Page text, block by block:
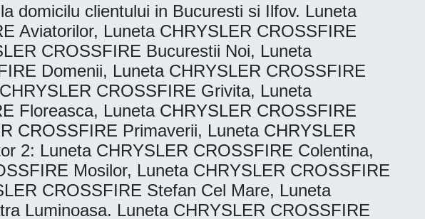
domicilu clientului in Bucuresti si Ilfov. Luneta
Aviatorilor, Luneta CHRYSLER CROSSFIRE
CROSSFIRE Bucurestii Noi, Luneta
Domenii, Luneta CHRYSLER CROSSFIRE
CROSSFIRE Grivita, Luneta
Floreasca, Luneta CHRYSLER CROSSFIRE
CROSSFIRE Primaverii, Luneta CHRYSLER
2: Luneta CHRYSLER CROSSFIRE Colentina,
Mosilor, Luneta CHRYSLER CROSSFIRE
CROSSFIRE Stefan Cel Mare, Luneta
Luminoasa. Luneta CHRYSLER CROSSFIRE